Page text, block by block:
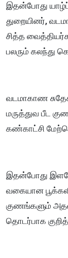
இதன்போது
துறையினர்,
சித்த
பலரும் கலந்து
வடமாகாண
மருத்துவ பீட
கண்காட்சி
இதன்போது
வகையான
குணங்களும்
தொடர்பாக